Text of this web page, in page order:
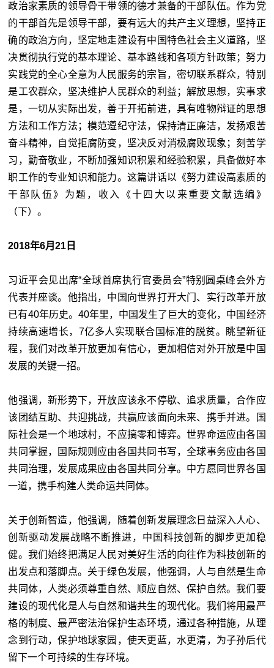
政治家素质的领导骨干带领的德才兼备的干部队伍。作为党
的干部首先是领导干部，要有远大的共产主义理想，坚持正
确的政治方向，坚定地走建设有中国特色社会主义道路，坚
决贯彻执行党的基本理论、基本路线和各项方针政策；努力
实践党的全心全意为人民服务的宗旨，密切联系群众，特别
是工农群众，坚决维护人民群众的利益；解放思想，实事求
是，一切从实际出发，善于开拓前进，具有唯物辩证的思想
方法和工作方法；模范遵纪守法，保持清正廉洁，发扬艰苦
奋斗精神，自觉拒腐防变，坚决反对消极腐败现象；刻苦学
习，勤奋敬业，不断加强知识积累和经验积累，具备做好本
职工作的专业知识和能力。这篇讲话以《努力建设高素质的
干部队伍》为题，收入《十四大以来重要文献选编》
（下）。
2018年6月21日
习近平会见出席“全球首席执行官委员会”特别圆桌峰会外方
代表并座谈。他指出，中国向世界打开大门、实行改革开放
已有40年历史。40年里，中国发生了巨大的变化，中国经济
持续高速增长，7亿多人实现联合国标准的脱贫。眺望新征
程，我们对改革开放更加有信心，更加相信对外开放是中国
发展的关键一招。
他强调，新形势下，开放应该永不停歇、追求质量，合作应
该团结互助、共迎挑战，共赢应该面向未来、携手并进。国
际社会是一个地球村，不应搞零和博弈。世界命运应由各国
共同掌握，国际规则应由各国共同书写，全球事务应由各国
共同治理，发展成果应由各国共同分享。中方愿同世界各国
一道，携手构建人类命运共同体。
关于创新智造，他强调，随着创新发展理念日益深入人心、
创新驱动发展战略不断推进，中国科技创新的脚步更加稳
健。我们始终把满足人民对美好生活的向往作为科技创新的
出发点和落脚点。关于绿色发展，他强调，人与自然是生命
共同体，人类必须尊重自然、顺应自然、保护自然。我们要
建设的现代化是人与自然和谐共生的现代化。我们将用最严
格的制度、最严密法治保护生态环境，通过各种措施，从理
念到行动，保护地球家园，使天更蓝，水更清，为子孙后代
留下一个可持续的生存环境。